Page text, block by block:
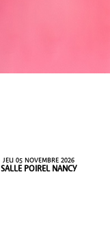
JEU 05 NOVEMBRE 2026
SALLE POIREL NANCY